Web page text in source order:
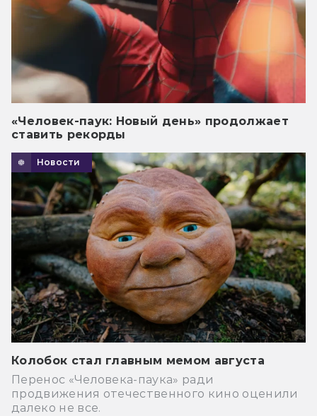
«Человек-паук: Новый день» продолжает
ставить рекорды
Новости
Колобок стал главным мемом августа
Перенос «Человека-паука» ради
продвижения отечественного кино оценили
далеко не все.